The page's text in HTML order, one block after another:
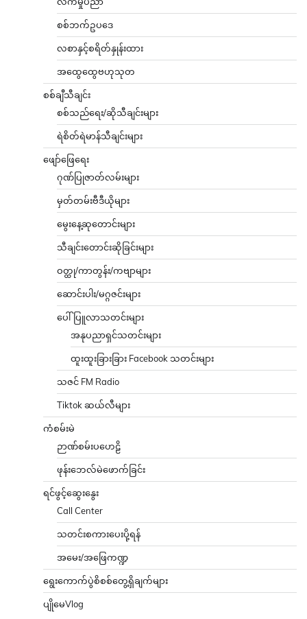
စစ်ဘက်ဥပဒေ
လစာနှင့်စရိတ်နှုန်းထား
အထွေထွေဗဟုသုတ
စစ်ချီသီချင်း
စစ်သည်ရေး/ဆိုသီချင်းများ
ရဲစိတ်ရဲမာန်သီချင်းများ
ဖျော်ဖြေရေး
ဂုဏ်ပြုဇာတ်လမ်းများ
မှတ်တမ်းဗီဒီယိုများ
မွေးနေ့ဆုတောင်းများ
သီချင်းတောင်းဆိုခြင်းများ
ဝတ္ထု/ကာတွန်း/ကဗျာများ
ဆောင်းပါး/မဂ္ဂဇင်းများ
ပေါ်ပြူလာသတင်းများ
အနုပညာရှင်သတင်းများ
ထူးထူးခြားခြား Facebook သတင်းများ
သဇင် FM Radio
Tiktok ဆယ်လီများ
ကံစမ်းမဲ
ဉာဏ်စမ်းပဟေဠိ
ဖုန်းဘေလ်မဲဖောက်ခြင်း
ရင်ဖွင့်ဆွေးနွေး
Call Center
သတင်းစကားပေးပို့ရန်
အမေး/အဖြေကဏ္ဍ
ရွေးကောက်ပွဲစိစစ်တွေ့ရှိချက်များ
ပျိုမေVlog